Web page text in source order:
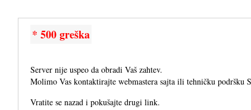
* 500 greška
Server nije uspeo da obradi Vaš zahtev.
Molimo Vas kontaktirajte webmastera sajta ili tehničku podršku
Vratite se nazad i pokušajte drugi link.